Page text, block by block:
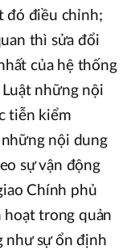
đó điều chỉnh;
thì sửa đổi
của hệ thống
những nội
tiễn kiểm
nội dung
sự vận động
Chính phủ
trong quản
như sự ổn định